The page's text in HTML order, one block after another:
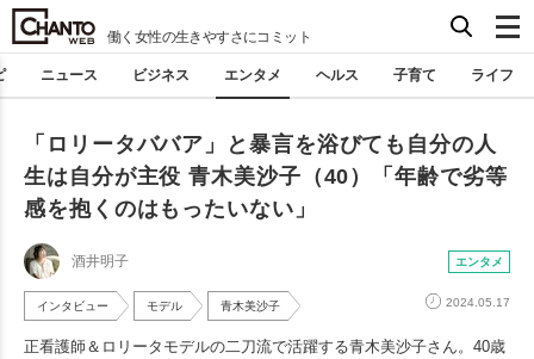
働く女性の生きやすさにコミット
ニュース ビジネス エンタメ ヘルス 子育て ライフ
「ロリータババア」と暴言を浴びても自分の人
生は自分が主役 青木美沙子（40）「年齢で劣等
感を抱くのはもったいない」
酒井明子 エンタメ
インタビュー モデル 青木美沙子 2024.05.17
正看護師＆ロリータモデルの二刀流で活躍する青木美沙子さん。40歳